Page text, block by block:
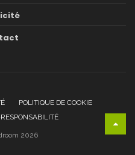
POLITIQUE DE COOKIE
2026